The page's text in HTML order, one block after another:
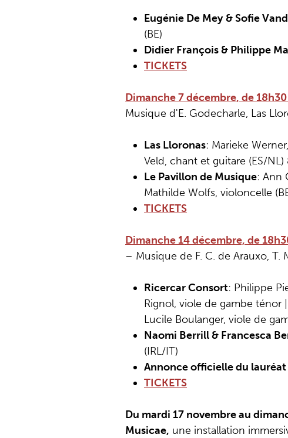
Eugénie De Mey & Sofie
(BE)
Didier François & Philippe
TICKETS
Dimanche 7 décembre, de
Musique d'E. Godecharle, Las
Las Lloronas: Marieke
Veld, chant et guitare (ES/NL)
Le Pavillon de Musique: Ann
Mathilde Wolfs, violoncelle
TICKETS
Dimanche 14 décembre, de
– Musique de F. C. de Arauxo, T.
Ricercar Consort: Philippe
Rignol, viole de gambe ténor
Lucile Boulanger, viole de
Naomi Berrill & Francesca
(IRL/IT)
Annonce officielle du
TICKETS
Du mardi 17 novembre au
Musicae, une installation